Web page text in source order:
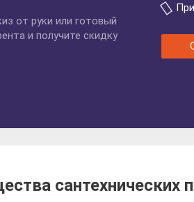
от руки или готовый
и получите скидку
сантехнических